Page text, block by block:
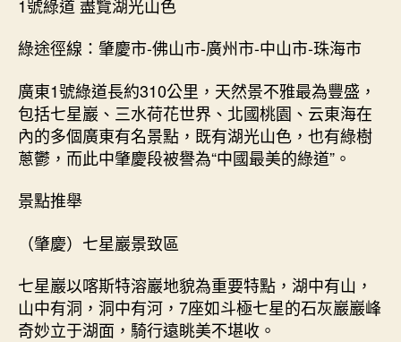
1號綠道 盡覽湖光山色
綠途徑線：肇慶市-佛山市-廣州市-中山市-珠海市
廣東1號綠道長約310公里，天然景不雅最為豐盛，
包括七星巖、三水荷花世界、北國桃園、云東海在
內的多個廣東有名景點，既有湖光山色，也有綠樹
蔥鬱，而此中肇慶段被譽為“中國最美的綠道”。
景點推舉
（肇慶）七星巖景致區
七星巖以喀斯特溶巖地貌為重要特點，湖中有山，
山中有洞，洞中有河，7座如斗極七星的石灰巖巖峰
奇妙立于湖面，騎行遠眺美不堪收。